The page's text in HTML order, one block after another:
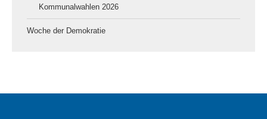
Kommunalwahlen 2026
Woche der Demokratie